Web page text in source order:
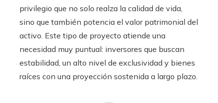
privilegio que no solo realza la calidad de vida,
sino que también potencia el valor patrimonial del
activo. Este tipo de proyecto atiende una
necesidad muy puntual: inversores que buscan
estabilidad, un alto nivel de exclusividad y bienes
raíces con una proyección sostenida a largo plazo.